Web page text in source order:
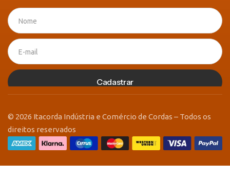
Cadastrar
© 2026 Itacorda Indústria e Comércio de Cordas – Todos os
direitos reservados